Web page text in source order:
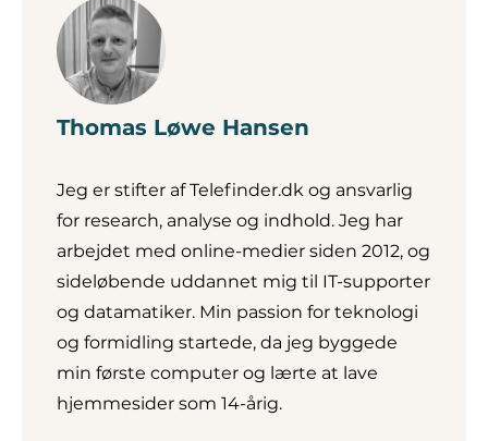
Thomas Løwe Hansen
Jeg er stifter af Telefinder.dk og ansvarlig
for research, analyse og indhold. Jeg har
arbejdet med online-medier siden 2012, og
sideløbende uddannet mig til IT-supporter
og datamatiker. Min passion for teknologi
og formidling startede, da jeg byggede
min første computer og lærte at lave
hjemmesider som 14-årig.